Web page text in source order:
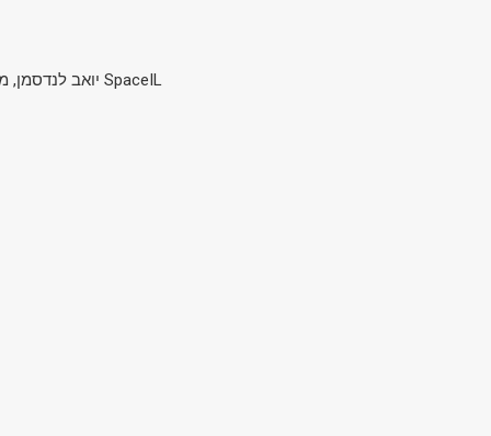
יואב לנדסמן, מהנדס חלל וגיאופיסיקאי, מהנדס המערכת הראשי, עמותת SpaceIL